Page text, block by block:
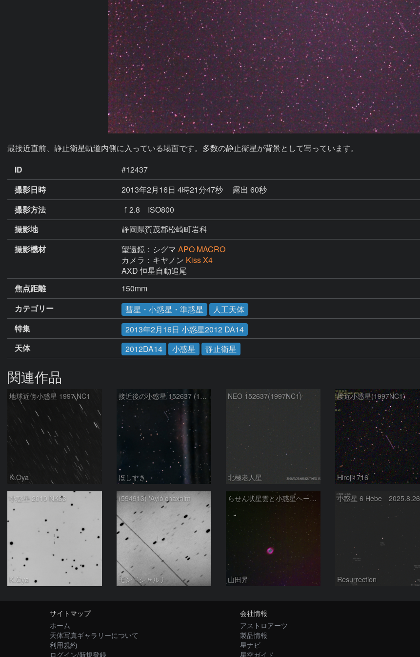
最接近直前、静止衛星軌道内側に入っている場面です。多数の静止衛星が背景として写っています。
ID
#12437
撮影日時
2013年2月16日 4時21分47秒
露出 60秒
撮影方法
ｆ2.8 ISO800
撮影地
静岡県賀茂郡松崎町岩科
撮影機材
望遠鏡：シグマ APO MACRO
カメラ：キヤノン Kiss X4
AXD 恒星自動追尾
焦点距離
150mm
カテゴリー
彗星・小惑星・準惑星
人工天体
特集
2013年2月16日 小惑星2012 DA14
天体
2012DA14 小惑星 静止衛星
関連作品
地球近傍小惑星 1997 NC1
K.Oya
接近後の小惑星 152637 (1997NC1)
ほしすき
NEO 152637(1997NC1)
北極老人星
接近小惑星(1997NC1)
Hiroji1716
小惑星 2010 NK83
K.Oya
(594913) ꞌAylóꞌchaxnim
モンドシャルナ
らせん状星雲と小惑星ヘーベの接近
山田昇
小惑星 6 Hebe 2025.8.26
Resurrection
サイトマップ
ホーム
天体写真ギャラリーについて
利用規約
ログイン/新規登録
会社情報
アストロアーツ
製品情報
星ナビ
星空ガイド